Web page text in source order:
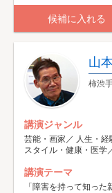
候補に入れる
山
柿渋
講演ジャンル
芸能・画家／ 人生・
スタイル・健康・医学
講演テーマ
「障害を持って知った